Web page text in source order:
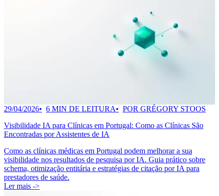
29/04/2026 6 MIN DE LEITURA
POR GRÉGORY STOOS
Visibilidade IA para Clínicas em Portugal: Como as Clínicas São
Encontradas por Assistentes de IA
Como as clínicas médicas em Portugal podem melhorar a sua
visibilidade nos resultados de pesquisa por IA. Guia prático sobre
schema, otimização entitária e estratégias de citação por IA para
prestadores de saúde.
Ler mais ->